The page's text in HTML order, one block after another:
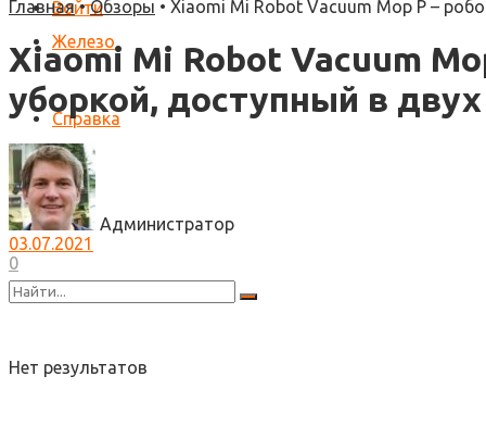
Войти
Железо
Справка
Нет результатов
Главная•Обзоры • Xiaomi Mi Robot Vacuum Mop P –
Xiaomi Mi Robot Vacuum
уборкой, доступный в
Администратор
03.07.2021
0